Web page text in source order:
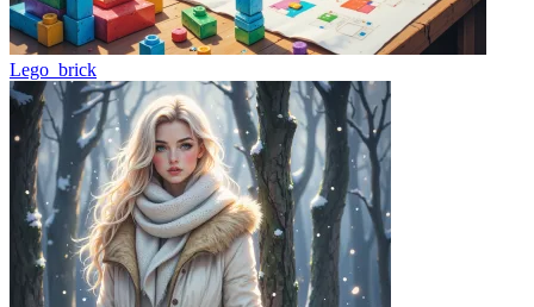
Lego_brick